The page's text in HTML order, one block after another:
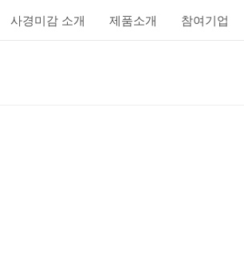
사경미감 소개 제품소개 참여기업